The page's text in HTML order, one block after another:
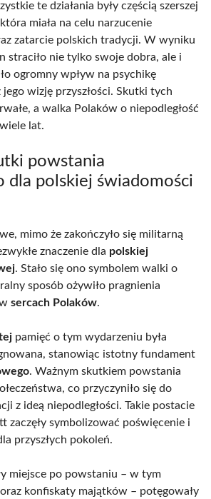
te działania były częścią szerszej
miała na celu narzucenie
zatarcie polskich tradycji. W wyniku
straciło nie tylko swoje dobra, ale i
ogromny wpływ na psychikę
jego wizję przyszłości. Skutki tych
a walka Polaków o niepodległość
lat.
powstania
dla polskiej świadomości
mimo że zakończyło się militarną
znaczenie dla polskiej
. Stało się ono symbolem walki o
sposób ożywiło pragnienia
sercach Polaków.
pamięć o tym wydarzeniu była
stanowiąc istotny fundament
. Ważnym skutkiem powstania
co przyczyniło się do
z ideą niepodległości. Takie postacie
zaczęły symbolizować poświęcenie i
przyszłych pokoleń.
miejsce po powstaniu – w tym
oraz konfiskaty majątków – potęgowały